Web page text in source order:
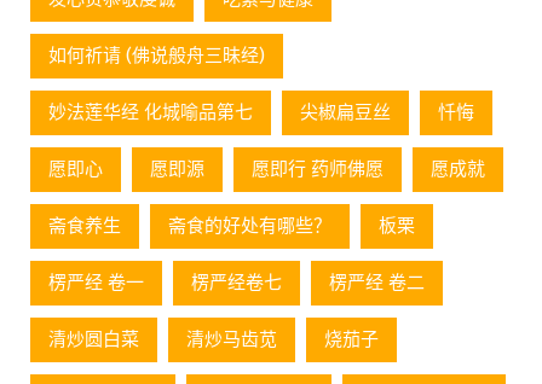
如何祈请 (佛说般舟三昧经)
妙法莲华经 化城喻品第七 尖椒扁豆丝 忏悔
愿即心 愿即源 愿即行 药师佛愿 愿成就
斋食养生 斋食的好处有哪些？ 板栗
楞严经 卷一 楞严经卷七 楞严经 卷二
清炒圆白菜 清炒马齿苋 烧茄子